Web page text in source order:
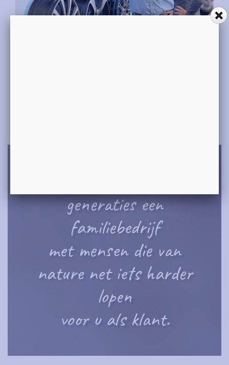
generaties een
familiebedrijf
met mensen die van
nature net iets harder
lopen
voor u als klant.